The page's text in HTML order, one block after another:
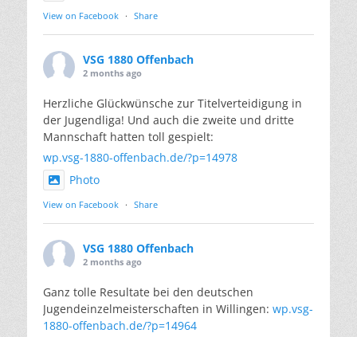
View on Facebook · Share
VSG 1880 Offenbach
2 months ago
Herzliche Glückwünsche zur Titelverteidigung in
der Jugendliga! Und auch die zweite und dritte
Mannschaft hatten toll gespielt:
wp.vsg-1880-offenbach.de/?p=14978
Photo
View on Facebook · Share
VSG 1880 Offenbach
2 months ago
Ganz tolle Resultate bei den deutschen
Jugendeinzelmeisterschaften in Willingen: wp.vsg-
1880-offenbach.de/?p=14964